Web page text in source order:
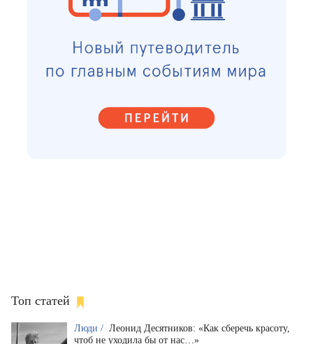
Топ статей
Люди / Леонид Десятников: «Как сберечь красоту,
чтоб не уходила бы от нас…»